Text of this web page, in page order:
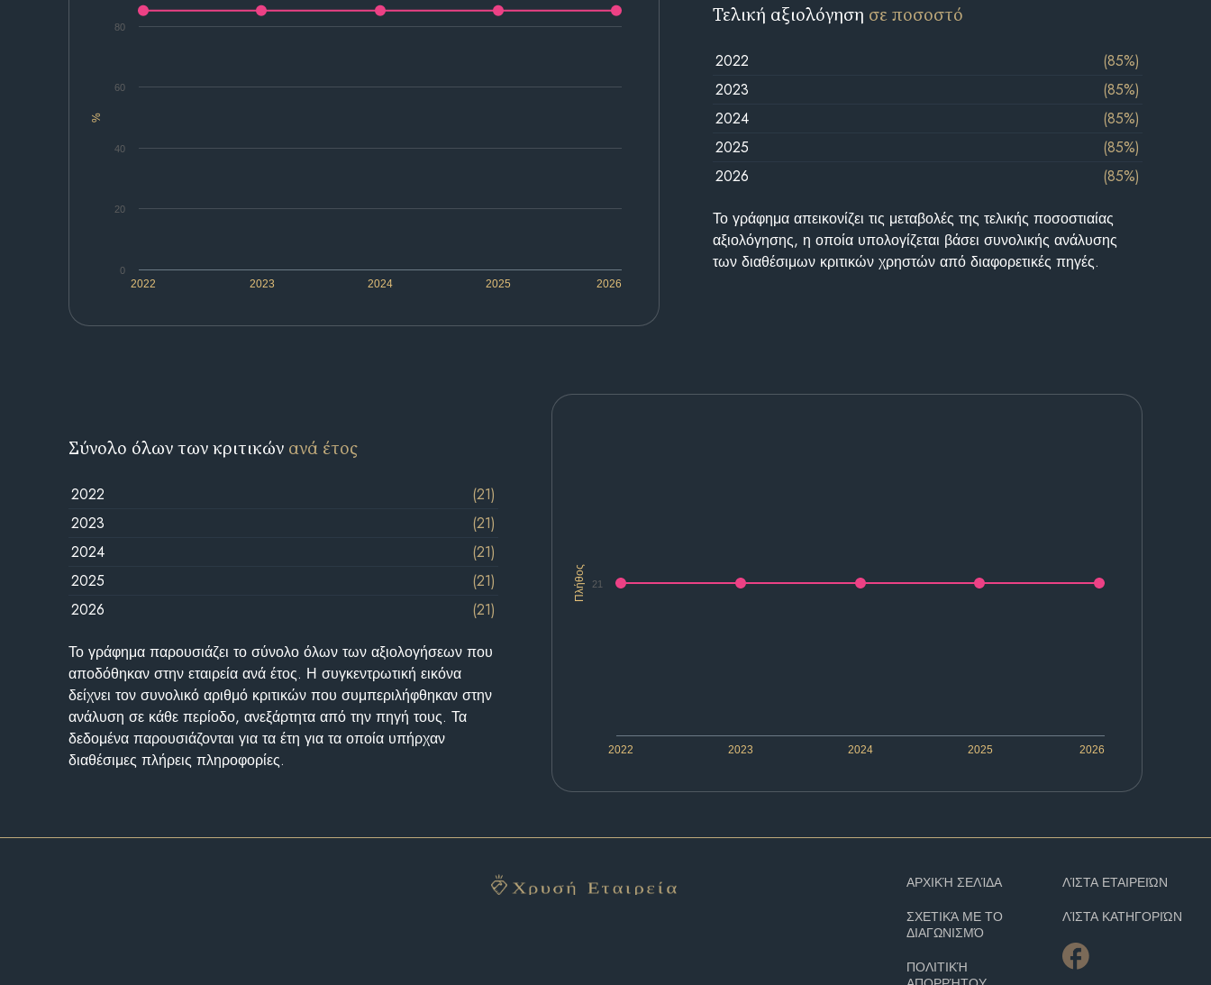
%
2022 2023 2024 2025 2026
0
20
40
60
80
Τελική αξιολόγηση σε ποσοστό
2022
(85%)
2023
(85%)
2024
(85%)
2025
(85%)
2026
(85%)
Το γράφημα απεικονίζει τις μεταβολές της τελικής ποσοστιαίας
αξιολόγησης, η οποία υπολογίζεται βάσει συνολικής ανάλυσης
των διαθέσιμων κριτικών χρηστών από διαφορετικές πηγές.
Πλήθος
2022 2023 2024 2025 2026
21
Σύνολο όλων των κριτικών ανά έτος
2022
(21)
2023
(21)
2024
(21)
2025
(21)
2026
(21)
Το γράφημα παρουσιάζει το σύνολο όλων των αξιολογήσεων που
αποδόθηκαν στην εταιρεία ανά έτος. Η συγκεντρωτική εικόνα
δείχνει τον συνολικό αριθμό κριτικών που συμπεριλήφθηκαν στην
ανάλυση σε κάθε περίοδο, ανεξάρτητα από την πηγή τους. Τα
δεδομένα παρουσιάζονται για τα έτη για τα οποία υπήρχαν
διαθέσιμες πλήρεις πληροφορίες.
ΑΡΧΙΚΉ ΣΕΛΊΔΑ
ΣΧΕΤΙΚΆ ΜΕ ΤΟ
ΔΙΑΓΩΝΙΣΜΌ
ΠΟΛΙΤΙΚΉ
ΛΊΣΤΑ ΕΤΑΙΡΕΙΏΝ
ΛΊΣΤΑ ΚΑΤΗΓΟΡΙΏΝ